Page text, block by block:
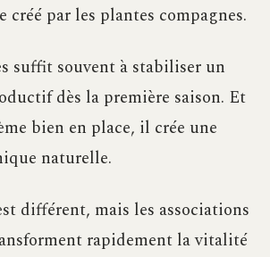
par les plantes compagnes.
suffit souvent à stabiliser un
dès la première saison. Et
bien en place, il crée une
naturelle.
différent, mais les associations
rapidement la vitalité